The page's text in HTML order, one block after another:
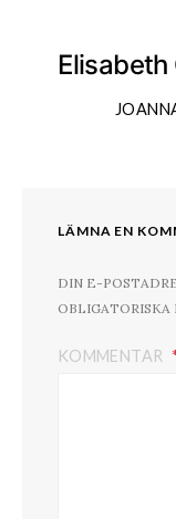
LÄMNA EN
DIN E-
OBLIGATORISKA
KOMMENTAR